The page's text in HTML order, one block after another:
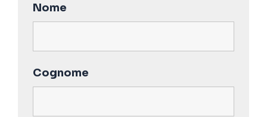
Nome
Cognome